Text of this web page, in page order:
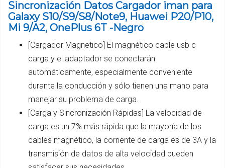
Sincronización Datos Cargador iman para
Galaxy S10/S9/S8/Note9, Huawei P20/P10,
Mi 9/A2, OnePlus 6T -Negro
[Cargador Magnetico] El magnético cable usb c
carga y el adaptador se conectarán
automáticamente, especialmente conveniente
durante la conducción y sólo tienen una mano para
manejar su problema de carga.
[Carga y Sincronización Rápidas] La velocidad de
carga es un 7% más rápida que la mayoría de los
cables magnético, la corriente de carga es de 3A y la
transmisión de datos de alta velocidad pueden